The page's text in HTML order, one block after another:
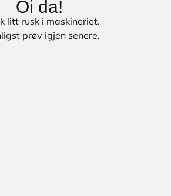
Oi da!
litt rusk i maskineriet.
prøv igjen senere.